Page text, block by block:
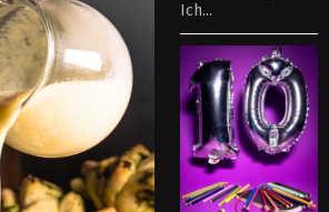
Ich...